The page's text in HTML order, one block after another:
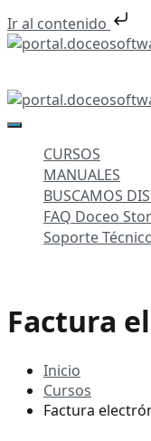
Ir al contenido
Saltar
CURSOS
MANUALES
BUSCAMOS
FAQ Doceo
Soporte
Factura
Inicio
Cursos
Factura